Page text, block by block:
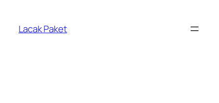
konten
Lacak Paket